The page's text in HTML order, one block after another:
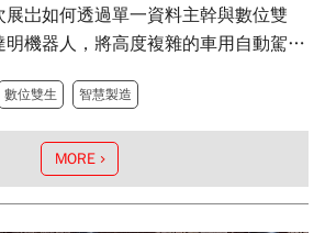
岀如何透過單一資料主幹與數位雙
機器人，將高度複雜的車用自動駕駛
而打造真正具韌性（resilient）的製
、更穩，且具備複製與擴展能力。此
門子最新推出的圖形化IT/OT整合平台
車用電子智慧檢測應用，以及結合
數位雙生 智慧製造
MORE